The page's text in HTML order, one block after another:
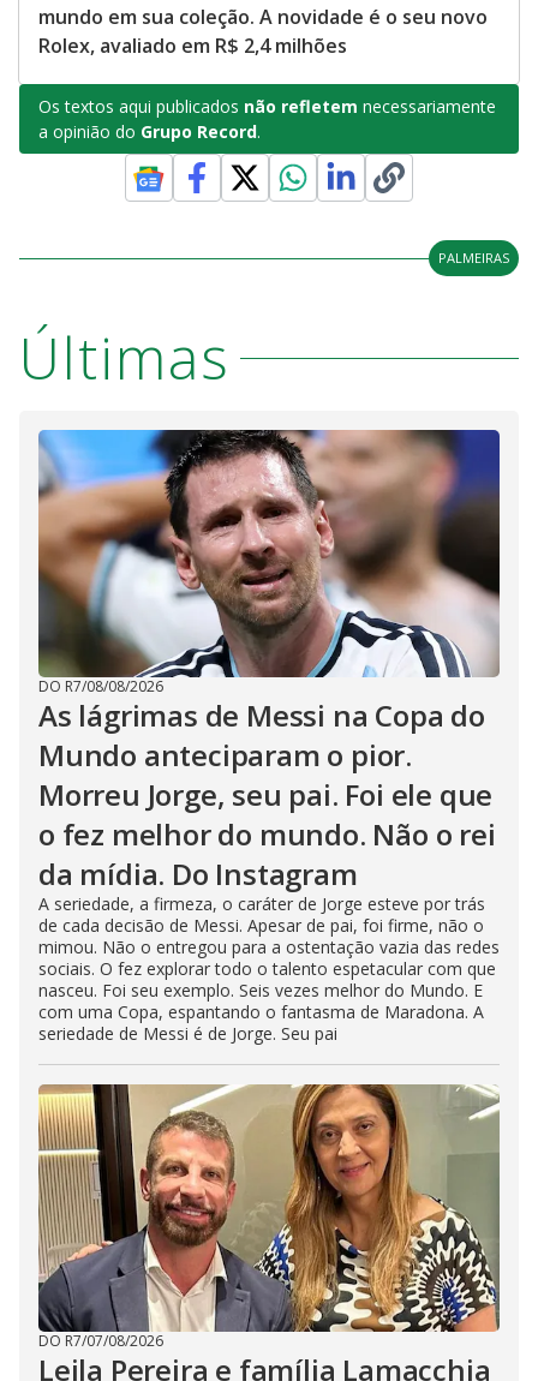
mundo em sua coleção. A novidade é o seu novo
Rolex, avaliado em R$ 2,4 milhões
Os textos aqui publicados não refletem necessariamente
a opinião do Grupo Record.
PALMEIRAS
Últimas
DO R7/08/08/2026
As lágrimas de Messi na Copa do
Mundo anteciparam o pior.
Morreu Jorge, seu pai. Foi ele que
o fez melhor do mundo. Não o rei
da mídia. Do Instagram
A seriedade, a firmeza, o caráter de Jorge esteve por trás
de cada decisão de Messi. Apesar de pai, foi firme, não o
mimou. Não o entregou para a ostentação vazia das redes
sociais. O fez explorar todo o talento espetacular com que
nasceu. Foi seu exemplo. Seis vezes melhor do Mundo. E
com uma Copa, espantando o fantasma de Maradona. A
seriedade de Messi é de Jorge. Seu pai
DO R7/07/08/2026
Leila Pereira e família Lamacchia